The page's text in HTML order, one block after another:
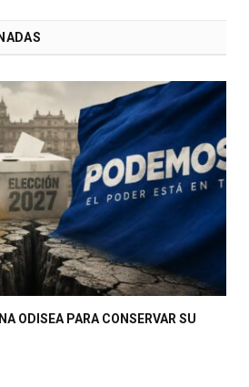
ODISEA PARA CONSERVAR SU